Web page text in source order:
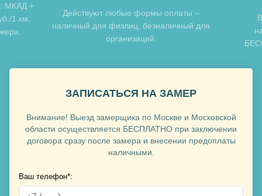
МКАД +
1 км.
Действуют любые формы оплаты –
наличный для физлиц, безналичный для
организаций.
ЗАПИСАТЬСЯ НА ЗАМЕР
Внимание! Выезд замерщика по Москве и Московской
области осуществляется БЕСПЛАТНО при заключении
договора сразу после замера и внесении предоплаты
наличными.
Ваш телефон*: